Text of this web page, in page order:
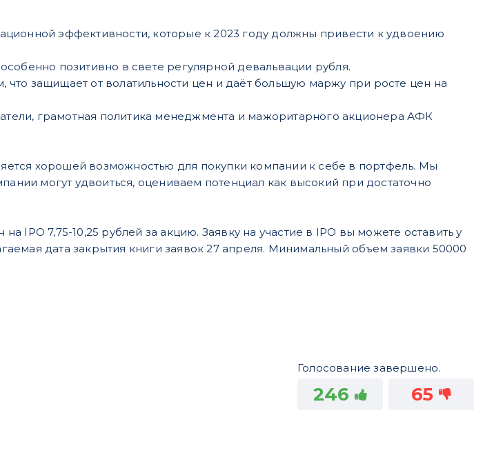
эффективности, которые к 2023 году должны привести к удвоению
позитивно в свете регулярной девальвации рубля.
защищает от волатильности цен и даёт большую маржу при росте цен на
грамотная политика менеджмента и мажоритарного акционера АФК
хорошей возможностью для покупки компании к себе в портфель. Мы
могут удвоиться, оцениваем потенциал как высокий при достаточно
IPO 7,75-10,25 рублей за акцию. Заявку на участие в IPO вы можете оставить у
дата закрытия книги заявок 27 апреля. Минимальный объем заявки 50000
Голосование завершено.
246 65